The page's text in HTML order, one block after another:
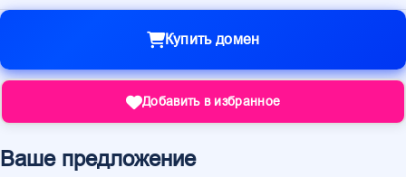
Купить домен
Добавить в избранное
Ваше предложение